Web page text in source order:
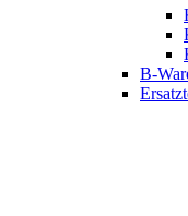
B-